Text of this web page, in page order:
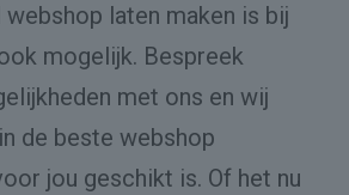
webshop laten maken is bij
mogelijk. Bespreek
met ons en wij
de beste webshop
jou geschikt is. Of het nu